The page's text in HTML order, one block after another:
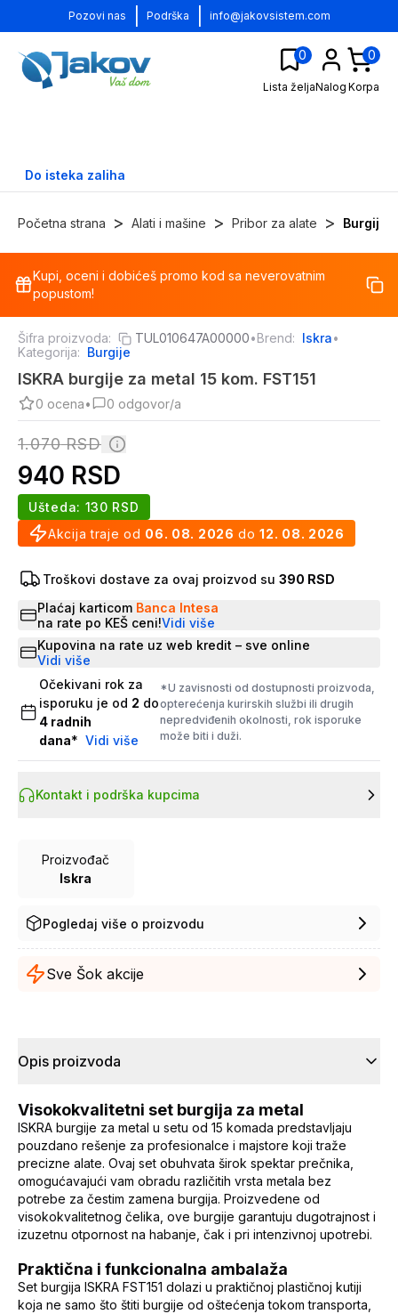
Pozovi nas Podrška info@jakovsistem.com
0
Lista željaNalog
0
Korpa
Do isteka zaliha
Početna strana > Alati i mašine > Pribor za alate > Burgije
%
Kupi, oceni i dobićeš promo kod sa neverovatnim
popustom!
Šifra proizvoda: TUL010647A00000•Brend: Iskra•
Kategorija: Burgije
ISKRA burgije za metal 15 kom. FST151
0 ocena• 0 odgovor/a
1.070RSD
940 RSD
Akcija traje od 06. 08. 2026 do 12. 08. 2026
Ušteda: 130 RSD
Troškovi dostave za ovaj proizvod su 390 RSD
Plaćaj karticom Banca Intesa
na rate po KEŠ ceni!Vidi više
Kupovina na rate uz web kredit – sve online
Vidi više
Očekivani rok za
isporuku je od 2 do
4 radnih
dana* Vidi više
*U zavisnosti od dostupnosti proizvoda,
opterećenja kurirskih službi ili drugih
nepredviđenih okolnosti, rok isporuke
može biti i duži.
Kontakt i podrška kupcima
Proizvođač
Iskra
Pogledaj više o proizvodu
Sve Šok akcije
Opis proizvoda
Visokokvalitetni set burgija za metal
ISKRA burgije za metal u setu od 15 komada predstavljaju
pouzdano rešenje za profesionalce i majstore koji traže
precizne alate. Ovaj set obuhvata širok spektar prečnika,
omogućavajući vam obradu različitih vrsta metala bez
potrebe za čestim zamena burgija. Proizvedene od
visokokvalitetnog čelika, ove burgije garantuju dugotrajnost i
izuzetnu otpornost na habanje, čak i pri intenzivnoj upotrebi.
Praktična i funkcionalna ambalaža
Set burgija ISKRA FST151 dolazi u praktičnoj plastičnoj kutiji
koja ne samo što štiti burgije od oštećenja tokom transporta,